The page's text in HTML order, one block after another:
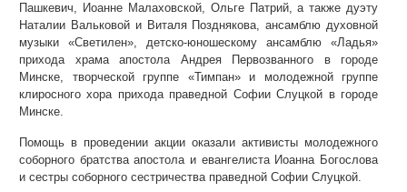
Пашкевич, Иоанне Малаховской, Ольге Патрий, а также дуэту
Наталии Вальковой и Виталя Позднякова, ансамблю духовной
музыки «Светилен», детско-юношескому ансамблю «Ладья»
прихода храма апостола Андрея Первозванного в городе
Минске, творческой группе «Тимпан» и молодежной группе
клиросного хора прихода праведной Софии Слуцкой в городе
Минске.
Помощь в проведении акции оказали активисты молодежного
соборного братства апостола и евангелиста Иоанна Богослова
и сестры соборного сестричества праведной Софии Слуцкой.